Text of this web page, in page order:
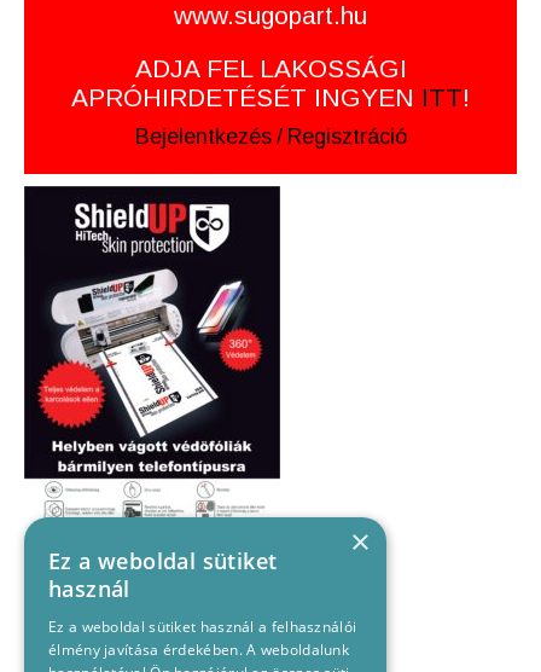
www.sugopart.hu
ADJA FEL LAKOSSÁGI
APRÓHIRDETÉSÉT INGYEN ITT!
Bejelentkezés / Regisztráció
×
Ez a weboldal sütiket
használ
Ez a weboldal sütiket használ a felhasználói
élmény javítása érdekében. A weboldalunk